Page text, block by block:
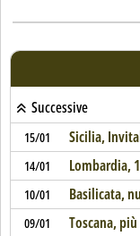
Successive
15/01 Sicilia,
14/01 Lombardia,
10/01 Basilicata,
09/01 Toscana,